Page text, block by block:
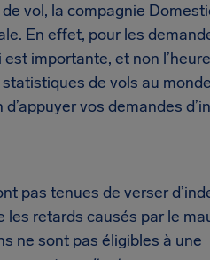
vol, la compagnie
En effet, pour les
est importante, et non
de vols au
vos demandes
pas tenues de verser
retards causés par le
ne sont pas éligibles à une